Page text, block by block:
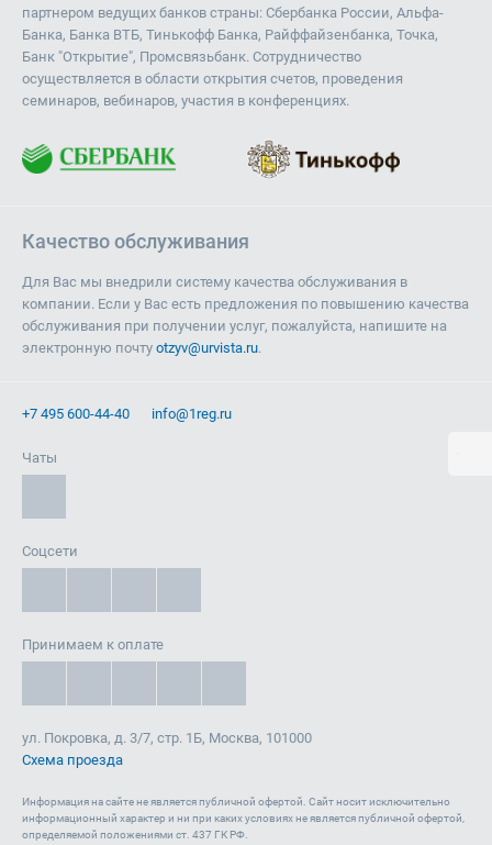
партнером ведущих банков страны: Сбербанка России, Альфа-
Банка, Банка ВТБ, Тинькофф Банка, Райффайзенбанка, Точка,
Банк "Открытие", Промсвязьбанк. Сотрудничество
осуществляется в области открытия счетов, проведения
семинаров, вебинаров, участия в конференциях.
Качество обслуживания
Для Вас мы внедрили систему качества обслуживания в
компании. Если у Вас есть предложения по повышению качества
обслуживания при получении услуг, пожалуйста, напишите на
электронную почту otzyv@urvista.ru.
+7 495 600-44-40 info@1reg.ru
Чаты
Соцсети
Принимаем к оплате
ул. Покровка, д. 3/7, стр. 1Б, Москва, 101000
Схема проезда
Информация на сайте не является публичной офертой. Cайт носит исключительно
информационный характер и ни при каких условиях не является публичной офертой,
определяемой положениями ст. 437 ГК РФ.